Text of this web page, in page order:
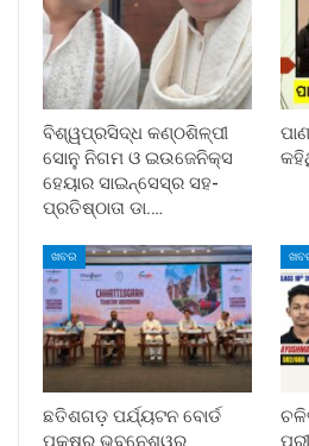
ବିଶ୍ୱପ୍ରସିଦ୍ଧ କଣ୍ଠଶିଳ୍ପୀ
ସୋନୁ ନିଗମ ଓ ଇଉଜେନିକ୍ସ
ହେୟାର ସାଇନ୍ସେସ୍ର ସହ-
ପ୍ରତିଷ୍ଠାତା ଡା.…
ଖବର
ଛତିଶଗଡ଼ ପର୍ଯ୍ୟଟନ ବୋର୍ଡ
ପକ୍ଷରୁ ଭୁବନେଶ୍ୱର